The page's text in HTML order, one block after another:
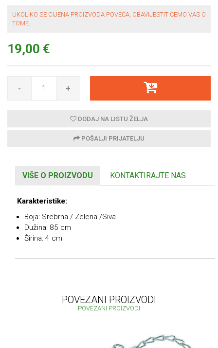
UKOLIKO SE CIJENA PROIZVODA POVEĆA, OBAVIJESTIT ĆEMO VAS O
TOME.
19,00 €
- +
DODAJ NA LISTU ŽELJA
POŠALJI PRIJATELJU
VIŠE O PROIZVODU KONTAKTIRAJTE NAS
Karakteristike:
Boja: Srebrna / Zelena /Siva
Dužina: 85 cm
Širina: 4 cm
POVEZANI PROIZVODI
POVEZANI PROIZVODI